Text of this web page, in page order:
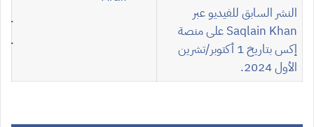
النشر السابق للفيديو عبر
Saqlain Khan على منصة
إكس بتاريخ 1 أكتوبر/تشرين
الأول 2024.